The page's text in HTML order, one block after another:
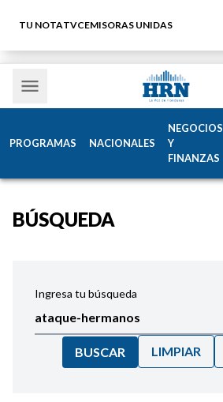
TU NOTATVCEMISORAS UNIDAS
PROGRAMAS NACIONALES
NEGOCIOS
Y
FINANZAS
BÚSQUEDA
Ingresa tu búsqueda
BUSCAR LIMPIAR